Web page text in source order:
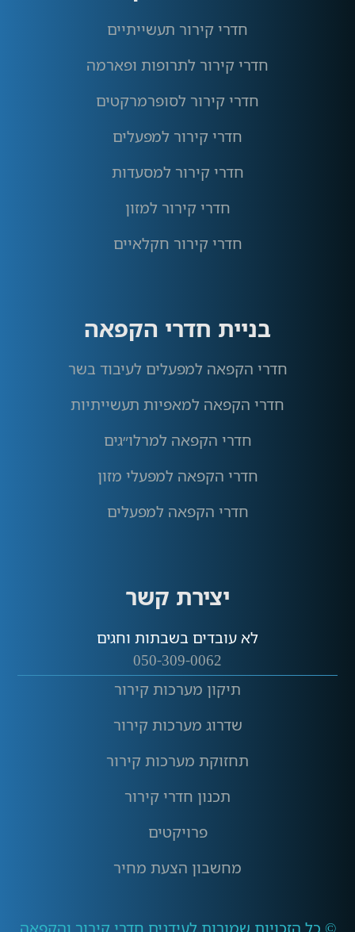
חדרי קירור תעשייתיים
חדרי קירור לתרופות ופארמה
חדרי קירור לסופרמרקטים
חדרי קירור למפעלים
חדרי קירור למסעדות
חדרי קירור למזון
חדרי קירור חקלאיים
בניית חדרי הקפאה
חדרי הקפאה למפעלים לעיבוד בשר
חדרי הקפאה למאפיות תעשייתיות
חדרי הקפאה למרלו״גים
חדרי הקפאה למפעלי מזון
חדרי הקפאה למפעלים
יצירת קשר
לא עובדים בשבתות וחגים
050-309-0062
תיקון מערכות קירור
שדרוג מערכות קירור
תחזוקת מערכות קירור
תכנון חדרי קירור
פרויקטים
מחשבון הצעת מחיר